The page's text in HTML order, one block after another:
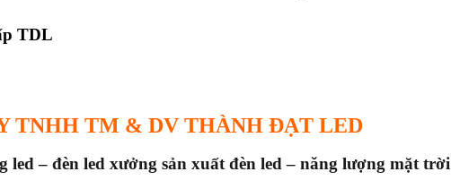
TDL
TNHH TM & DV THÀNH ĐẠT LED
led – đèn led xưởng sản xuất đèn led – năng lượng mặt trời